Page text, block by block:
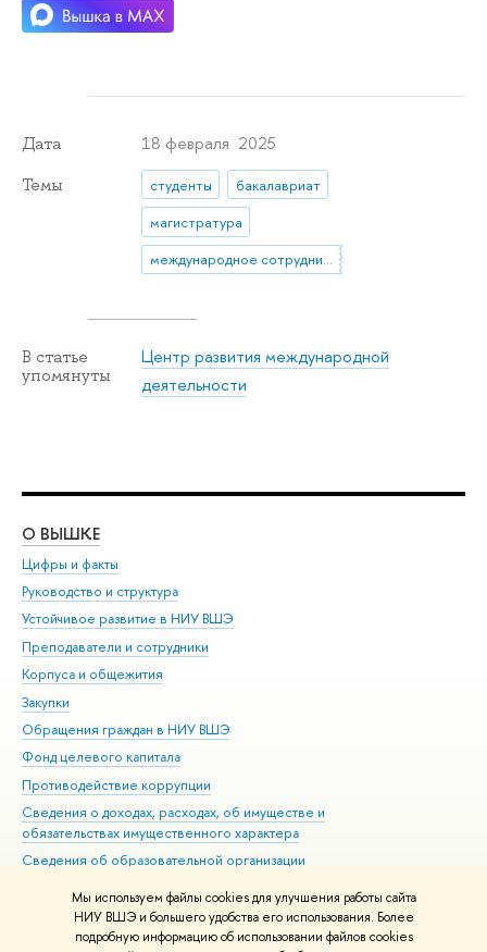
Мы используем файлы cookies для улучшения работы сайта
НИУ ВШЭ и большего удобства его использования. Более
подробную информацию об использовании файлов cookies
Дата 18 февраля 2025
Темы студенты
бакалавриат
магистратура
международное сотрудничество
В статье
упомянуты
Центр развития международной
деятельности
О ВЫШКЕ
Цифры и факты
Руководство и структура
Устойчивое развитие в НИУ ВШЭ
Преподаватели и сотрудники
Корпуса и общежития
Закупки
Обращения граждан в НИУ ВШЭ
Фонд целевого капитала
Противодействие коррупции
Сведения о доходах, расходах, об имуществе и
обязательствах имущественного характера
Сведения об образовательной организации
Людям с ограниченными возможностями здоровья
Единая платежная страница
Работа в Вышке